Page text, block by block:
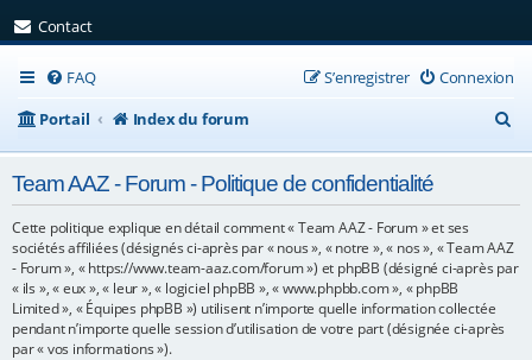
Contact(Ouvre un nouvel onglet)
FAQ Connexion
S’enregistrer
Portail
Index du forum
e
e
Team AAZ - Forum - Politique de confidentialité
Cette politique explique en détail comment « Team AAZ - Forum » et ses
sociétés affiliées (désignés ci-après par « nous », « notre », « nos », « Team AAZ
- Forum », « https://www.team-aaz.com/forum ») et phpBB (désigné ci-après par
« ils », « eux », « leur », « logiciel phpBB », « www.phpbb.com », « phpBB
Limited », « Équipes phpBB ») utilisent n’importe quelle information collectée
pendant n’importe quelle session d’utilisation de votre part (désignée ci-après
par « vos informations »).